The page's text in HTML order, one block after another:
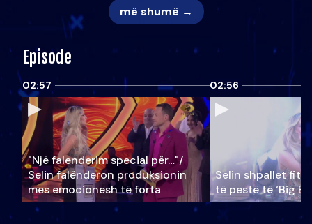
më shumë →
Episode
02:57
"Një falenderim special për…"/
Selin falënderon produksionin
mes emocionesh të forta
02:56
Selin shpallet
të pestë të ‘Big